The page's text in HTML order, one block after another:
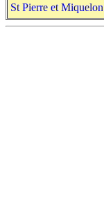
St Pierre et Miquelon